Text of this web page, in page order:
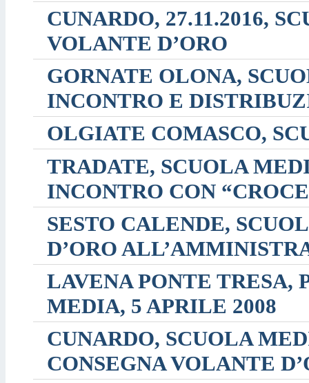
CUNARDO, 27.11.2016,
VOLANTE D’ORO
GORNATE OLONA,
INCONTRO E
OLGIATE COMASCO,
TRADATE, SCUOLA
INCONTRO CON
SESTO CALENDE,
D’ORO
LAVENA PONTE TRESA,
MEDIA, 5 APRILE 2008
CUNARDO, SCUOLA
CONSEGNA VOLANTE